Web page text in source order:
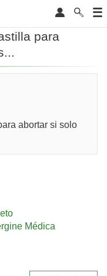
para
abortar si solo
Médica